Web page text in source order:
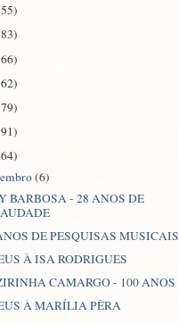
(6)
BARBOSA - 28 ANOS DE
DE PESQUISAS MUSICAIS
À ISA RODRIGUES
CAMARGO - 100 ANOS
À MARÍLIA PÊRA